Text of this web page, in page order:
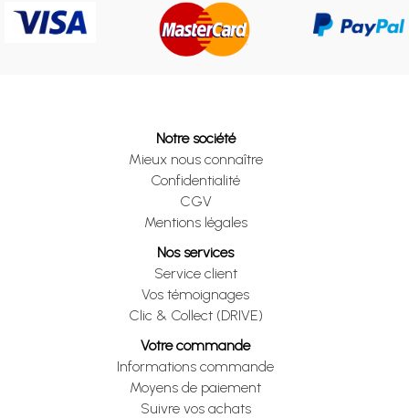
Notre société
Mieux nous connaître
Confidentialité
CGV
Mentions légales
Nos services
Service client
Vos témoignages
Clic & Collect (DRIVE)
Votre commande
Informations commande
Moyens de paiement
Suivre vos achats